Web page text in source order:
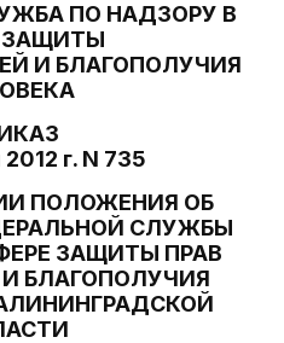
ПО НАДЗОРУ В
ЗАЩИТЫ
И БЛАГОПОЛУЧИЯ
г. N 735
ПОЛОЖЕНИЯ ОБ
СЛУЖБЫ
ЗАЩИТЫ ПРАВ
БЛАГОПОЛУЧИЯ